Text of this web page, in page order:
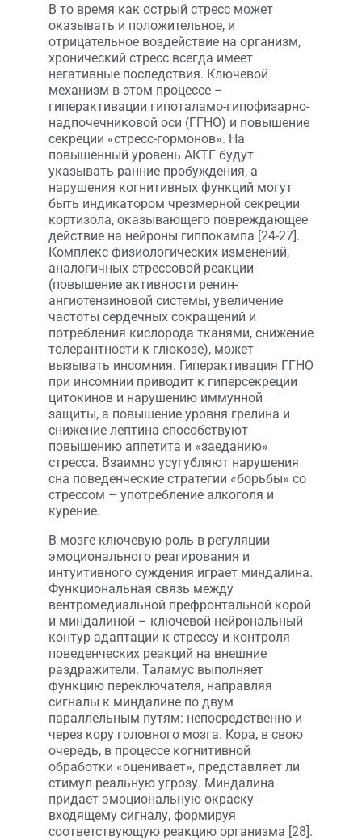
В то время как острый стресс может
оказывать и положительное, и
отрицательное воздействие на организм,
хронический стресс всегда имеет
негативные последствия. Ключевой
механизм в этом процессе –
гиперактивации гипоталамо-гипофизарно-
надпочечниковой оси (ГГНО) и повышение
секреции «стресс-гормонов». На
повышенный уровень АКТГ будут
указывать ранние пробуждения, а
нарушения когнитивных функций могут
быть индикатором чрезмерной секреции
кортизола, оказывающего повреждающее
действие на нейроны гиппокампа [24-27].
Комплекс физиологических изменений,
аналогичных стрессовой реакции
(повышение активности ренин-
ангиотензиновой системы, увеличение
частоты сердечных сокращений и
потребления кислорода тканями, снижение
толерантности к глюкозе), может
вызывать инсомния. Гиперактивация ГГНО
при инсомнии приводит к гиперсекреции
цитокинов и нарушению иммунной
защиты, а повышение уровня грелина и
снижение лептина способствуют
повышению аппетита и «заеданию»
стресса. Взаимно усугубляют нарушения
сна поведенческие стратегии «борьбы» со
стрессом – употребление алкоголя и
курение.
В мозге ключевую роль в регуляции
эмоционального реагирования и
интуитивного суждения играет миндалина.
Функциональная связь между
вентромедиальной префронтальной корой
и миндалиной – ключевой нейрональный
контур адаптации к стрессу и контроля
поведенческих реакций на внешние
раздражители. Таламус выполняет
функцию переключателя, направляя
сигналы к миндалине по двум
параллельным путям: непосредственно и
через кору головного мозга. Кора, в свою
очередь, в процессе когнитивной
обработки «оценивает», представляет ли
стимул реальную угрозу. Миндалина
придает эмоциональную окраску
входящему сигналу, формируя
соответствующую реакцию организма [28].